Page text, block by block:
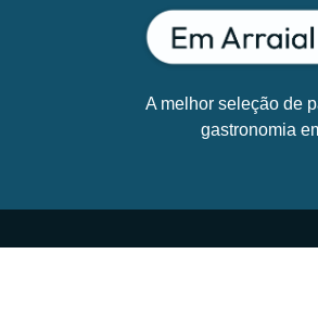
A melhor seleção de
gastronomia